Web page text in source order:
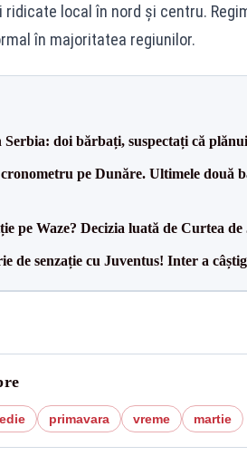
ridicate local în nord și centru.
în majoritatea regiunilor.
doi bărbați, suspectați că
pe Dunăre. Ultimele două
pe Waze? Decizia luată de Curtea
de senzație cu Juventus! Inter a
primavara vreme martie